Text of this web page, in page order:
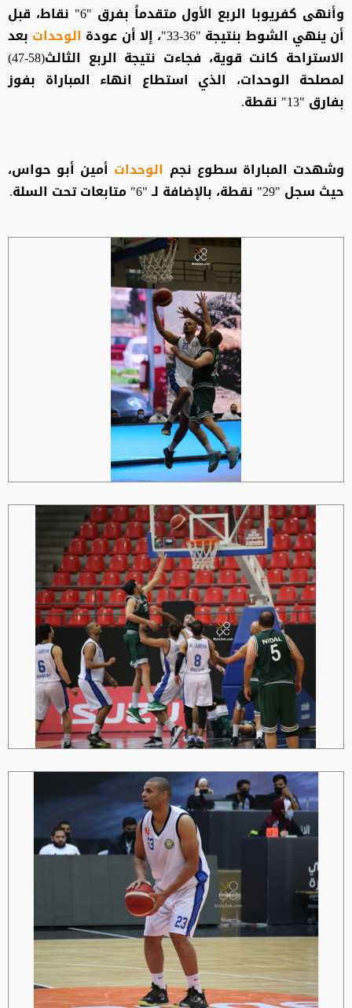
وأنهى كفريوبا الربع الأول متقدماً بفرق "6" نقاط، قبل
أن ينهي الشوط بنتيجة "36-33"، إلا أن عودة
الوحدات بعد
الاستراحة كانت قوية، فجاءت نتيجة الربع الثالث(58-47)
لمصلحة الوحدات، الذي استطاع انهاء المباراة بفوز
بفارق "13" نقطة.
وشهدت المباراة سطوع نجم الوحدات أمين أبو حواس،
حيث سجل "29" نقطة، بالإضافة لـ "6" متابعات تحت السلة.